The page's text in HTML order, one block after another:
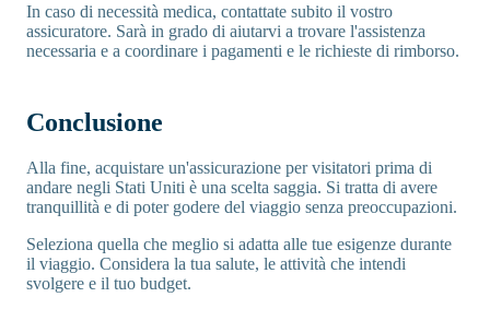
In caso di necessità medica, contattate subito il vostro
assicuratore. Sarà in grado di aiutarvi a trovare l'assistenza
necessaria e a coordinare i pagamenti e le richieste di rimborso.
Conclusione
Alla fine, acquistare un'assicurazione per visitatori prima di
andare negli Stati Uniti è una scelta saggia. Si tratta di avere
tranquillità e di poter godere del viaggio senza preoccupazioni.
Seleziona quella che meglio si adatta alle tue esigenze durante
il viaggio. Considera la tua salute, le attività che intendi
svolgere e il tuo budget.